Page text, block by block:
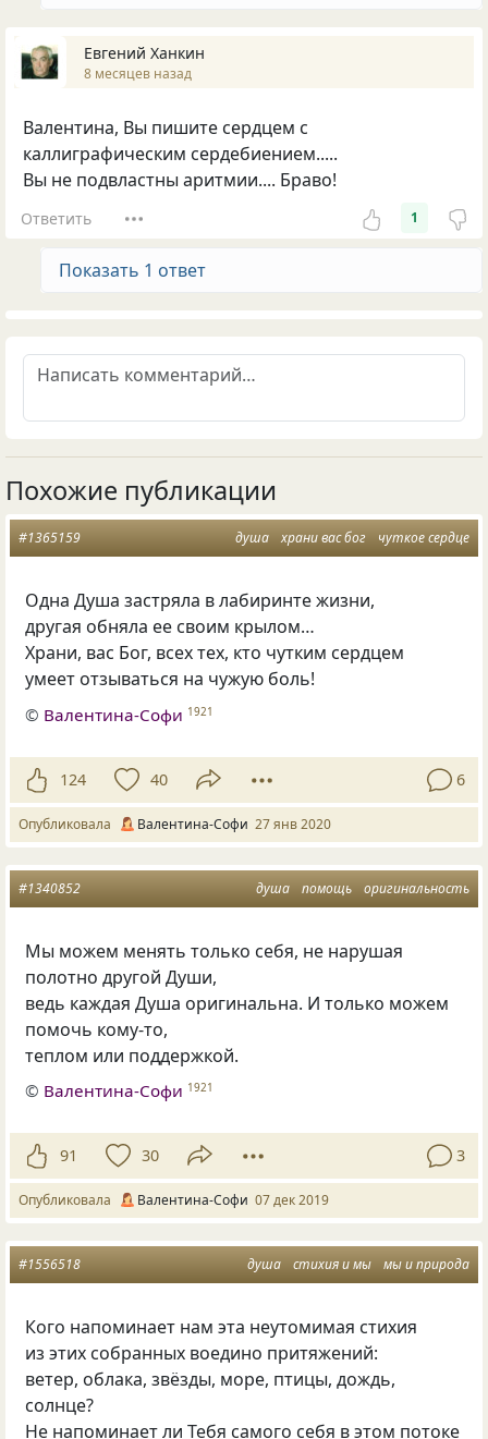
Евгений Ханкин
8 месяцев назад
Валентина, Вы пишите сердцем с
каллиграфическим сердебиением.....
Вы не подвластны аритмии.... Браво!
Ответить 1
Показать 1 ответ
Похожие публикации
душа храни вас бог чуткое сердце
#1365159
Одна Душа застряла в лабиринте жизни,
другая обняла ее своим крылом…
Храни, вас Бог, всех тех, кто чутким сердцем
умеет отзываться на чужую боль!
© Валентина-Софи 1921
124 40 6
Опубликовала Валентина-Софи 27 янв 2020
душа помощь оригинальность
#1340852
Мы можем менять только себя, не нарушая
полотно другой Души,
ведь каждая Душа оригинальна. И только можем
помочь кому-то,
теплом или поддержкой.
© Валентина-Софи 1921
91 30 3
Опубликовала Валентина-Софи 07 дек 2019
душа стихия и мы мы и природа
#1556518
Кого напоминает нам эта неутомимая стихия
из этих собранных воедино притяжений:
ветер, облака, звёзды, море, птицы, дождь,
солнце?
Не напоминает ли Тебя самого себя в этом потоке